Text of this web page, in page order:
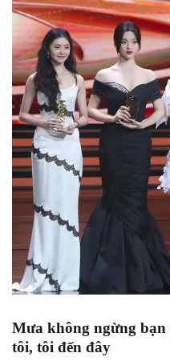
Mưa không ngừng bạn
tôi, tôi đến đây